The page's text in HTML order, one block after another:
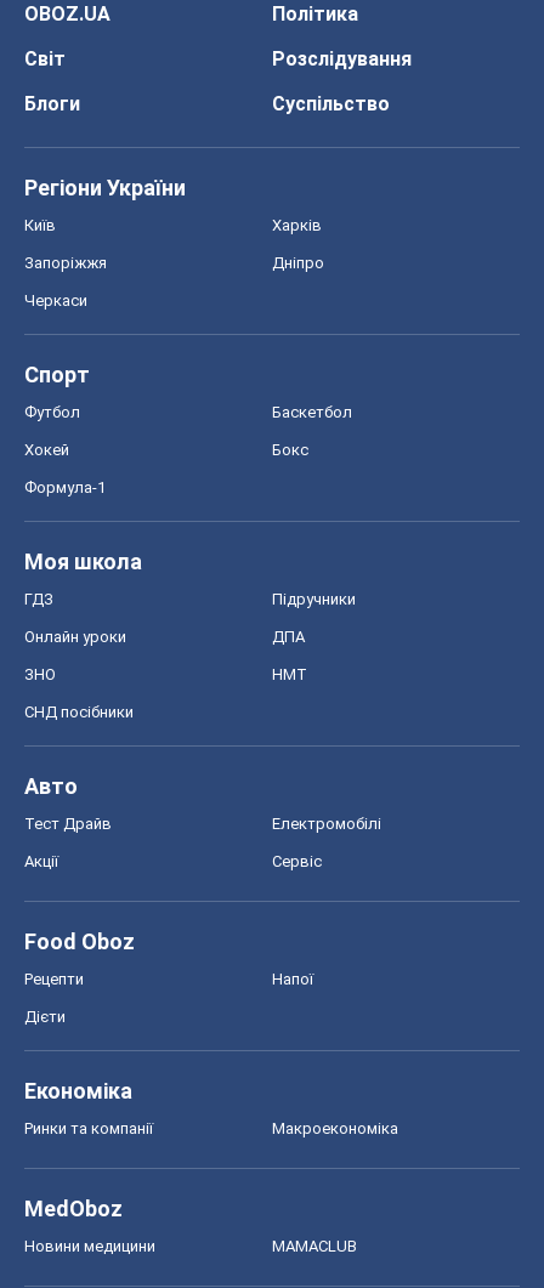
OBOZ.UA
Політика
Світ
Розслідування
Блоги
Суспільство
Регіони України
Київ Харків
Запоріжжя Дніпро
Черкаси
Спорт
Футбол Баскетбол
Хокей Бокс
Формула-1
Моя школа
ГДЗ Підручники
Онлайн уроки ДПА
ЗНО НМТ
СНД посібники
Авто
Тест Драйв Електромобілі
Акції Сервіс
Food Oboz
Рецепти Напої
Дієти
Економіка
Ринки та компанії Макроекономіка
MedOboz
Новини медицини MAMACLUB